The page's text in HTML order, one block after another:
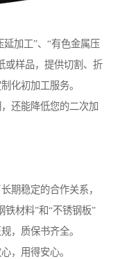
加工”、“有色金属压
或样品，提供切割、折
化初加工服务。
还能降低您的二次加
期稳定的合作关系，
材料”和“不锈钢板”
，质保书齐全。
，用得安心。